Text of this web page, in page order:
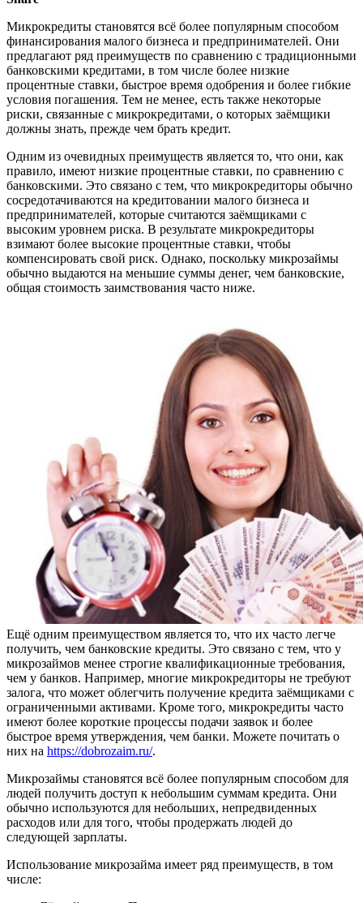
Микрокредиты становятся всё более популярным способом
финансирования малого бизнеса и предпринимателей. Они
предлагают ряд преимуществ по сравнению с традиционными
банковскими кредитами, в том числе более низкие
процентные ставки, быстрое время одобрения и более гибкие
условия погашения. Тем не менее, есть также некоторые
риски, связанные с микрокредитами, о которых заёмщики
должны знать, прежде чем брать кредит.
Одним из очевидных преимуществ является то, что они, как
правило, имеют низкие процентные ставки, по сравнению с
банковскими. Это связано с тем, что микрокредиторы обычно
сосредотачиваются на кредитовании малого бизнеса и
предпринимателей, которые считаются заёмщиками с
высоким уровнем риска. В результате микрокредиторы
взимают более высокие процентные ставки, чтобы
компенсировать свой риск. Однако, поскольку микрозаймы
обычно выдаются на меньшие суммы денег, чем банковские,
общая стоимость заимствования часто ниже.
Ещё одним преимуществом является то, что их часто легче
получить, чем банковские кредиты. Это связано с тем, что у
микрозаймов менее строгие квалификационные требования,
чем у банков. Например, многие микрокредиторы не требуют
залога, что может облегчить получение кредита заёмщиками с
ограниченными активами. Кроме того, микрокредиты часто
имеют более короткие процессы подачи заявок и более
быстрое время утверждения, чем банки. Можете почитать о
них на https://dobrozaim.ru/.
Микрозаймы становятся всё более популярным способом для
людей получить доступ к небольшим суммам кредита. Они
обычно используются для небольших, непредвиденных
расходов или для того, чтобы продержать людей до
следующей зарплаты.
Использование микрозайма имеет ряд преимуществ, в том
числе: